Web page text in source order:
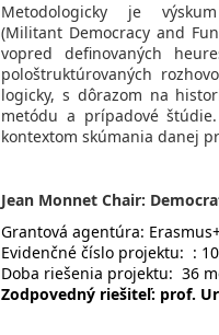
Metodologicky je
(Militant Democracy and
vopred definovaných
pološtruktúrovaných
logicky, s dôrazom na
metódu a prípadové
kontextom skúmania danej
Jean Monnet Chair:
Grantová agentúra:
Evidenčné číslo projektu: :
Doba riešenia projektu:36
Zodpovedný riešiteľ: prof.